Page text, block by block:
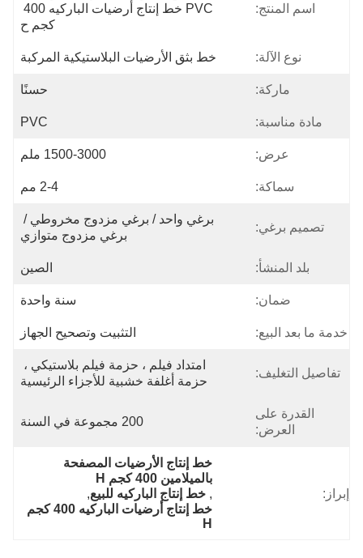
اسم المنتج:
PVC خط إنتاج أرضيات الباركيه 400
كجم ح
نوع الآلة: خط بثق الأرضيات البلاستيكية المركبة
ماركة: حسنًا
مادة مناسبة: PVC
عرض: 1500-3000 ملم
سماكة: 2-4 مم
تصميم برغي:
برغي واحد / برغي مزدوج مخروطي /
برغي مزدوج متوازي
بلد المنشأ: الصين
ضمان: سنة واحدة
خدمة ما بعد البيع: التثبيت وتصحيح الجهاز
تفاصيل التغليف:
امتداد فيلم ، حزمة فيلم بلاستيكي ،
حزمة أغلفة خشبية للأجزاء الرئيسية
القدرة على
العرض:
200 مجموعة في السنة
إبراز:
خط إنتاج الأرضيات المصفحة
بالميلامين 400 كجم H
, خط إنتاج الباركيه للبيع,
خط إنتاج أرضيات الباركيه 400 كجم
H